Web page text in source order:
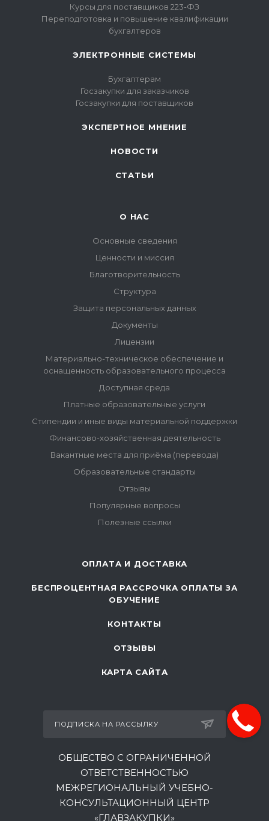
Курсы для поставщиков 223-ФЗ
Переподготовка и повышение квалификации
бухгалтеров
ЭЛЕКТРОННЫЕ СИСТЕМЫ
Бухгалтерам
Госзакупки для заказчиков
Госзакупки для поставщиков
ЭКСПЕРТНОЕ МНЕНИЕ
НОВОСТИ
СТАТЬИ
О НАС
Основные сведения
Ценности и миссия
Благотворительность
Структура
Защита персональных данных
Документы
Лицензии
Материально-техническое обеспечение и
оснащенность образовательного процесса
Доступная среда
Платные образовательные услуги
Стипендии и иные виды материальной поддержки
Финансово-хозяйственная деятельность
Вакантные места для приёма (перевода)
Образовательные стандарты
Отзывы
Популярные вопросы
Полезные ссылки
ОПЛАТА И ДОСТАВКА
БЕСПРОЦЕНТНАЯ РАССРОЧКА ОПЛАТЫ ЗА
ОБУЧЕНИЕ
КОНТАКТЫ
ОТЗЫВЫ
КАРТА САЙТА
ПОДПИСКА НА РАССЫЛКУ
ОБЩЕСТВО С ОГРАНИЧЕННОЙ
ОТВЕТСТВЕННОСТЬЮ
МЕЖРЕГИОНАЛЬНЫЙ УЧЕБНО-
КОНСУЛЬТАЦИОННЫЙ ЦЕНТР
«ГЛАВЗАКУПКИ»